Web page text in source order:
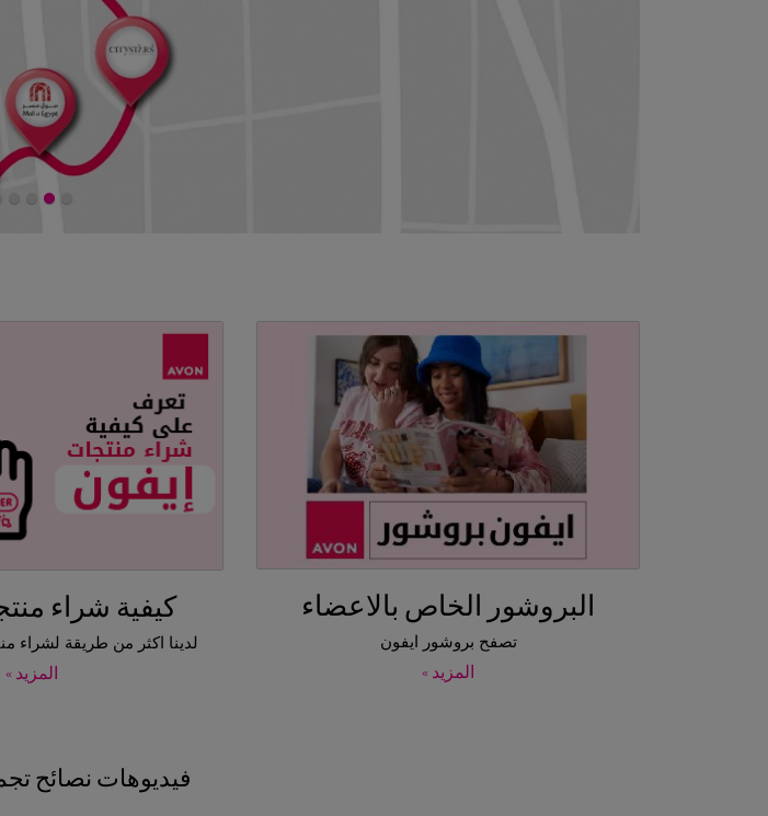
البروشور الخاص بالاعضاء
تصفح بروشور ايفون
المزيد »
كيفية شراء
لدينا اكثر من طريقة لشراء
المزيد »
فيديوهات نصائح